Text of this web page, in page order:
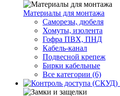
Материалы для монтажа
Саморезы, дюбеля
Хомуты, изолента
Гофра ПВХ, ПНД
Кабель-канал
Подвесной крепеж
Бирки кабельные
Все категории (6)